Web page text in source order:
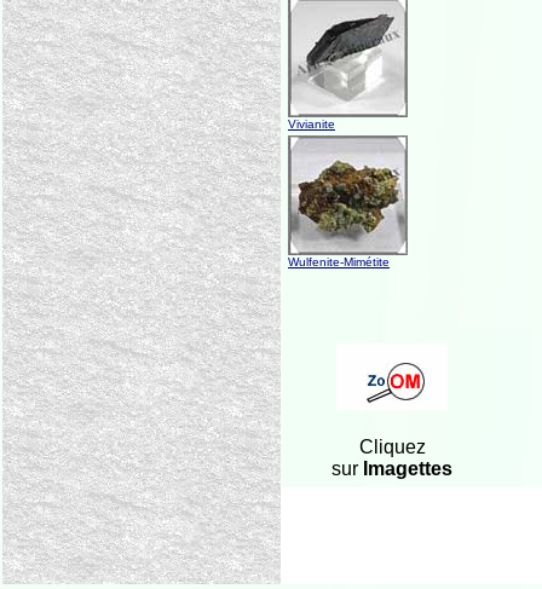
Vivianite
Wulfenite-Mimétite
Cliquez
sur Imagettes